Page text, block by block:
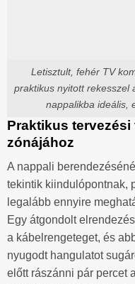
Letisztult, fehér TV
praktikus nyitott rekesszel
nappalikba ideális,
Praktikus
zónájához
A nappali
tekintik kiindulópontnak,
legalább ennyire
Egy átgondolt
a kábelrengeteget, és
nyugodt hangulatot
előtt rászánni pár percet